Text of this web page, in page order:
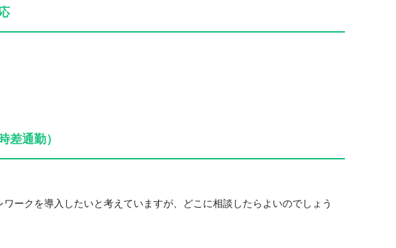
差通勤）
ークを導入したいと考えていますが、どこに相談したらよいのでしょう